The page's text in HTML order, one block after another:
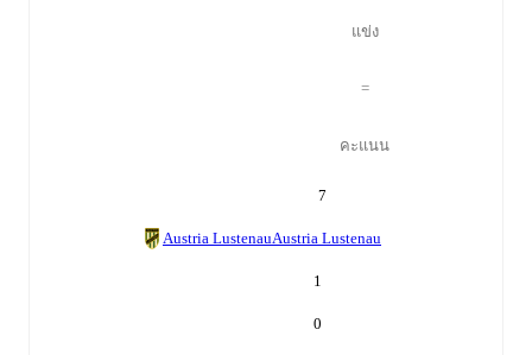
แข่ง
=
คะแนน
7
Austria LustenauAustria Lustenau
1
0